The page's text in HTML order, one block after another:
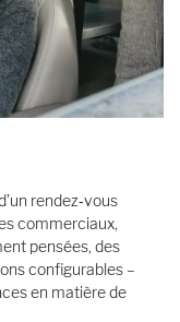
fourgon
van,
Hymer selon vos